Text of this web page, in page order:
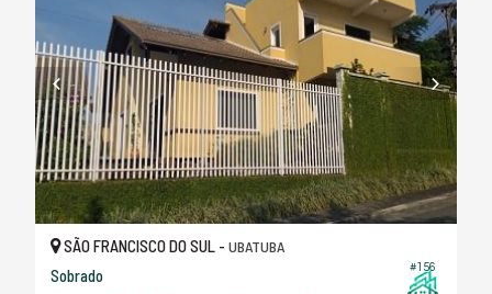
#156
SÃO FRANCISCO DO SUL - UBATUBA
Sobrado